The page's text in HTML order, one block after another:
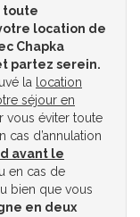
toute
location de
Chapka
partez serein.
la
location
séjour en
vous éviter toute
cas d’annulation
avant le
en cas de
bien que vous
en deux